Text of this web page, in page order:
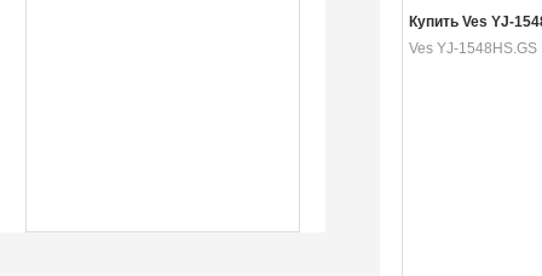
Купить Ves YJ-
Ves YJ-1548HS.GS